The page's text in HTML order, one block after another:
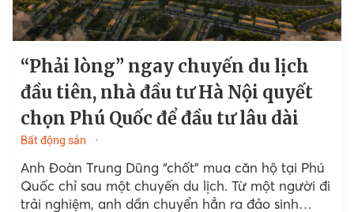
“Phải lòng” ngay chuyến du lịch
đầu tiên, nhà đầu tư Hà Nội quyết
chọn Phú Quốc để đầu tư lâu dài
Bất động sản
Anh Đoàn Trung Dũng “chốt” mua căn hộ tại Phú
Quốc chỉ sau một chuyến du lịch. Từ một người đi
trải nghiệm, anh dần chuyển hẳn ra đảo sinh